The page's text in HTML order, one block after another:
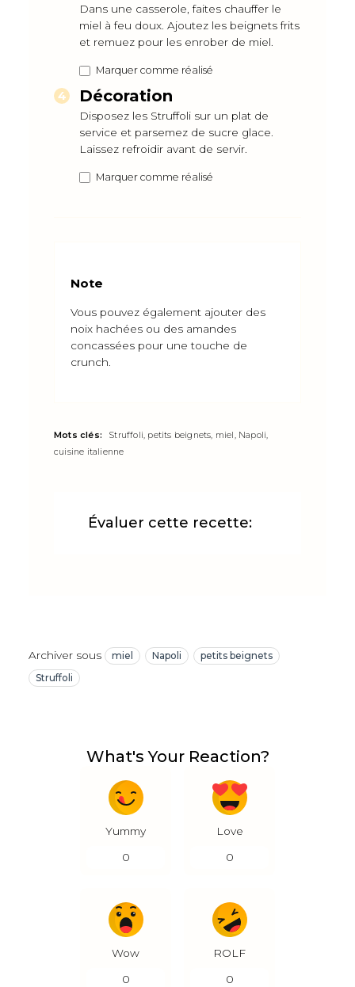
Dans une casserole, faites chauffer le
miel à feu doux. Ajoutez les beignets frits
et remuez pour les enrober de miel.
Marquer comme réalisé
Décoration
Disposez les Struffoli sur un plat de
service et parsemez de sucre glace.
Laissez refroidir avant de servir.
Marquer comme réalisé
Note
Vous pouvez également ajouter des
noix hachées ou des amandes
concassées pour une touche de
crunch.
Mots clés:
Struffoli, petits beignets, miel, Napoli,
cuisine italienne
Évaluer cette recette:
Archiver sous miel Napoli
petits beignets
Struffoli
What's Your Reaction?
Yummy
0
Love
0
Wow
0
ROLF
0